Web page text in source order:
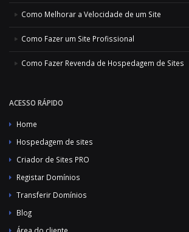
Como Melhorar a Velocidade de um Site
Como Fazer um Site Profissional
Como Fazer Revenda de Hospedagem de Sites
ACESSO RÁPIDO
Home
Hospedagem de sites
Criador de Sites PRO
Registar Domínios
Transferir Domínios
Blog